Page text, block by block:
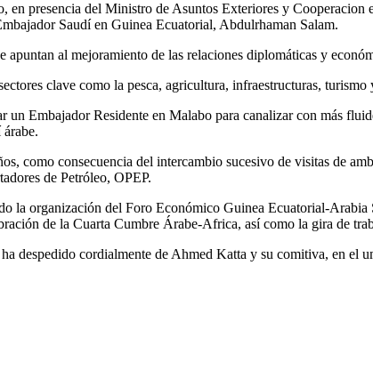
en presencia del Ministro de Asuntos Exteriores y
Saudí en Guinea Ecuatorial, Abdulrhaman Salam.
apuntan al mejoramiento de las relaciones diplomáticas y
clave como la pesca, agricultura, infraestructuras,
Embajador Residente en Malabo para canalizar con más
como consecuencia del intercambio sucesivo de visitas de
de Petróleo, OPEP.
la organización del Foro Económico Guinea Ecuatorial-Arabia
de la Cuarta Cumbre Árabe-Africa, así como la gira de
despedido cordialmente de Ahmed Katta y su comitiva, en